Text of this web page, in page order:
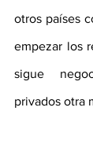
otros países
empezar los
sigue
privados otra